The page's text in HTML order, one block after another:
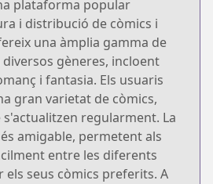
plataforma popular
i distribució de còmics i
una àmplia gamma de
gèneres, incloent
i fantasia. Els usuaris
gran varietat de còmics,
regularment. La
amigable, permetent als
entre les diferents
seus còmics preferits. A